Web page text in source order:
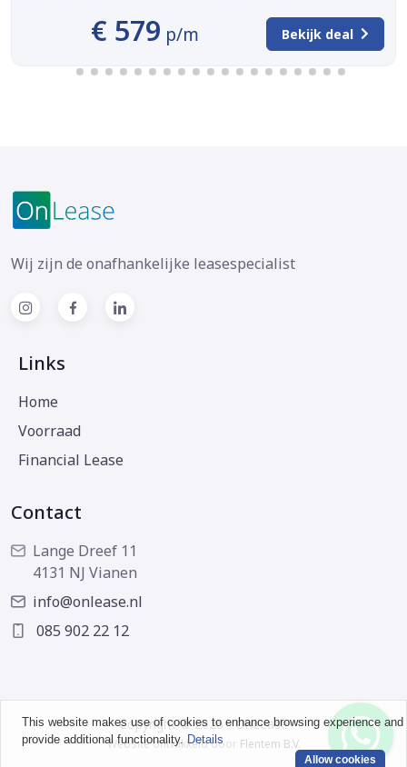
€ 579 p/m Bekijk deal
Wij zijn de onafhankelijke leasespecialist
Links
Home
Voorraad
Financial Lease
Contact
Lange Dreef 11
4131 NJ Vianen
info@onlease.nl
085 902 22 12
Copyright © 2026 - OnLease
Website ontwikkeld door Flentem B.V.
This website makes use of cookies to enhance browsing experience and
provide additional functionality. Details
Allow cookies